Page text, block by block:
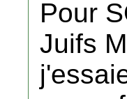
Pour
Juifs